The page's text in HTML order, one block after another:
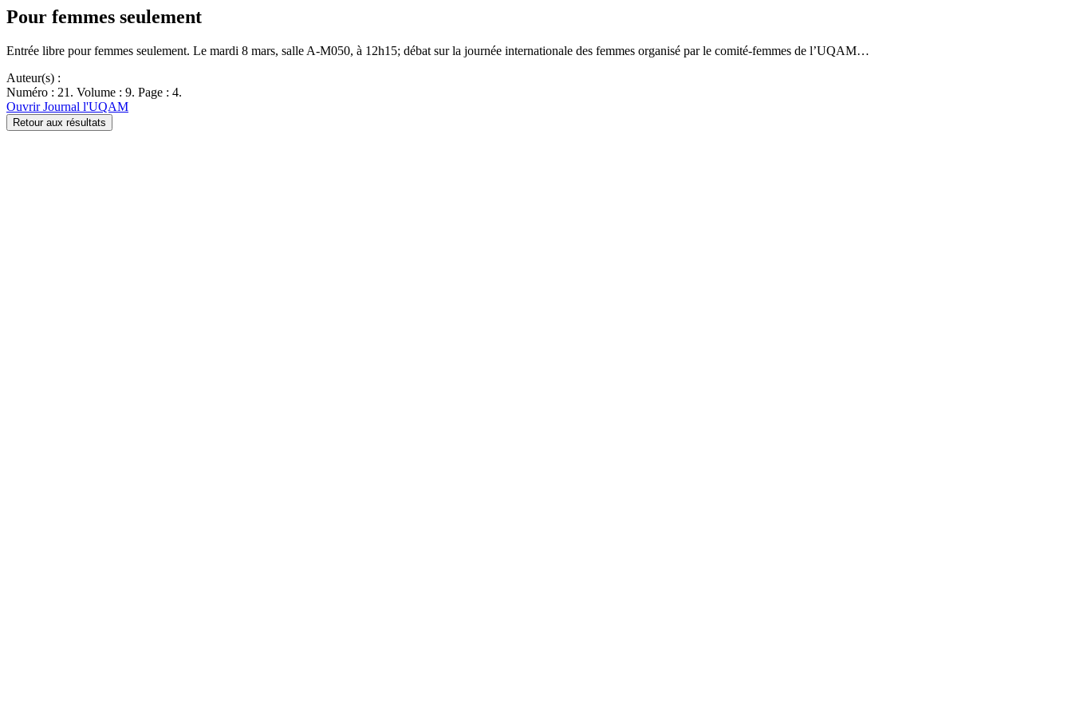
Pour femmes seulement
Entrée libre pour femmes seulement. Le mardi 8 mars, salle A-M050, à 12h15; débat sur la journée internationale des femmes organisé par le comité-femmes de l’UQAM…
Auteur(s) :
Numéro : 21. Volume : 9. Page : 4.
Ouvrir Journal l'UQAM
Retour aux résultats